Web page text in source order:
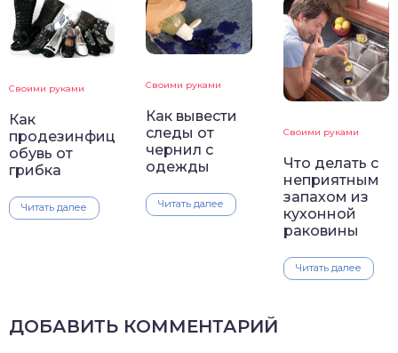
Своими руками
Как
продезинфицировать
обувь от
грибка
Читать далее
Своими руками
Как вывести
следы от
чернил с
одежды
Читать далее
Своими руками
Что делать с
неприятным
запахом из
кухонной
раковины
Читать далее
ДОБАВИТЬ КОММЕНТАРИЙ